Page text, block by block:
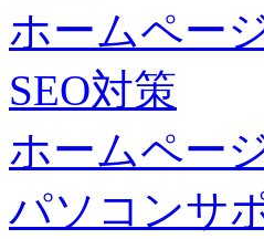
ホームペー
SEO対策
ホームペー
パソコンサ